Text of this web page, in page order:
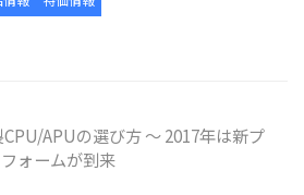
APUの選び方 ～ 2017年は新プ
ォームが到来